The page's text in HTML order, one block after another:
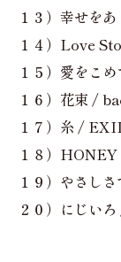
１３）幸せを
１４）Love
１５）愛をこ
１６）花束 /
１７）糸 /
１８）
１９）やさし
２０）にじい